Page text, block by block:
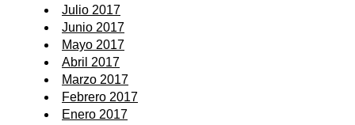
Julio 2017
Junio 2017
Mayo 2017
Abril 2017
Marzo 2017
Febrero 2017
Enero 2017